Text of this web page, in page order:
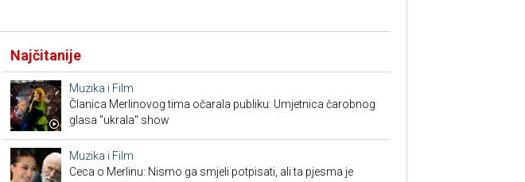
Najčitanije
Muzika i Film
Članica Merlinovog tima očarala publiku: Umjetnica čarobnog
glasa "ukrala" show
Muzika i Film
Ceca o Merlinu: Nismo ga smjeli potpisati, ali ta pjesma je